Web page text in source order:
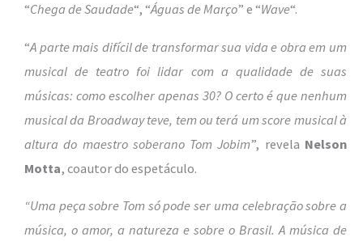
“Chega de Saudade“, “Águas de Março” e “Wave“.
“A parte mais difícil de transformar sua vida e obra em um
musical de teatro foi lidar com a qualidade de suas
músicas: como escolher apenas 30? O certo é que nenhum
musical da Broadway teve, tem ou terá um score musical à
altura do maestro soberano Tom Jobim”, revela Nelson
Motta, coautor do espetáculo.
“Uma peça sobre Tom só pode ser uma celebração sobre a
música, o amor, a natureza e sobre o Brasil. A música de